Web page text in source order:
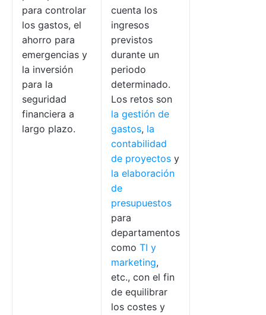
para controlar
los gastos, el
ahorro para
emergencias y
la inversión
para la
seguridad
financiera a
largo plazo.
cuenta los
ingresos
previstos
durante un
periodo
determinado.
Los retos son
la gestión de
gastos, la
contabilidad
de proyectos y
la elaboración
de
presupuestos
para
departamentos
como TI y
marketing,
etc., con el fin
de equilibrar
los costes y